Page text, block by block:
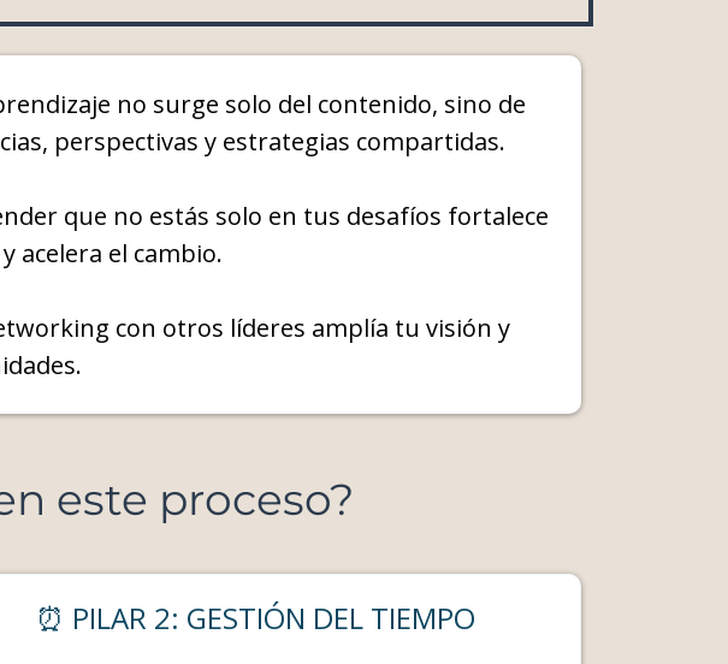
no surge solo del contenido, sino de
perspectivas y estrategias compartidas.
que no estás solo en tus desafíos fortalece
acelera el cambio.
con otros líderes amplía tu visión y
este proceso?
⏰ PILAR 2: GESTIÓN DEL TIEMPO